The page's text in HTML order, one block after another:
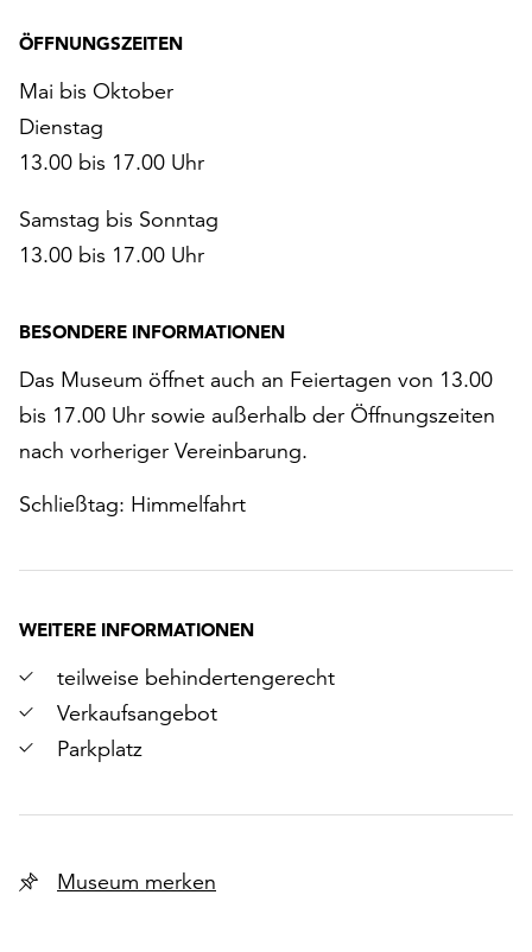
ÖFFNUNGSZEITEN
Mai bis Oktober
Dienstag
13.00 bis 17.00 Uhr
Samstag bis Sonntag
13.00 bis 17.00 Uhr
BESONDERE INFORMATIONEN
Das Museum öffnet auch an Feiertagen von 13.00
bis 17.00 Uhr sowie außerhalb der Öffnungszeiten
nach vorheriger Vereinbarung.
Schließtag: Himmelfahrt
WEITERE INFORMATIONEN
teilweise behindertengerecht
Verkaufsangebot
Parkplatz
Museum merken